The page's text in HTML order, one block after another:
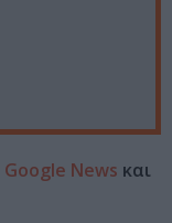
Google News και